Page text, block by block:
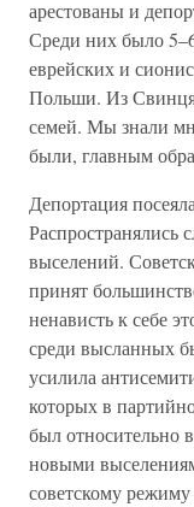
арестованы и
Среди них было
еврейских и
Польши. Из
семей. Мы знали
были, главным
Депортация
Распространялись
выселений.
принят
ненависть к себе
среди высланных
усилила
которых в
был относительно
новыми
советскому